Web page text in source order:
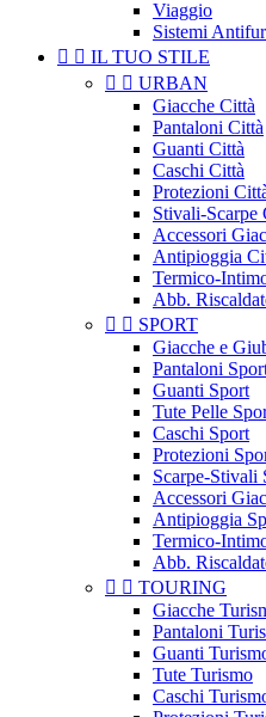
Viaggio
Sistemi
  IL TUO STILE
  URBAN
Giacche Città
Pantaloni Città
Guanti Città
Caschi Città
Protezioni
Stivali-Scarpe
Accessori
Antipioggia
Termico-
Abb.
  SPORT
Giacche e
Pantaloni
Guanti Sport
Tute Pelle
Caschi Sport
Protezioni
Scarpe-Stivali
Accessori
Antipioggia
Termico-
Abb.
  TOURING
Giacche
Pantaloni
Guanti
Tute Turismo
Caschi